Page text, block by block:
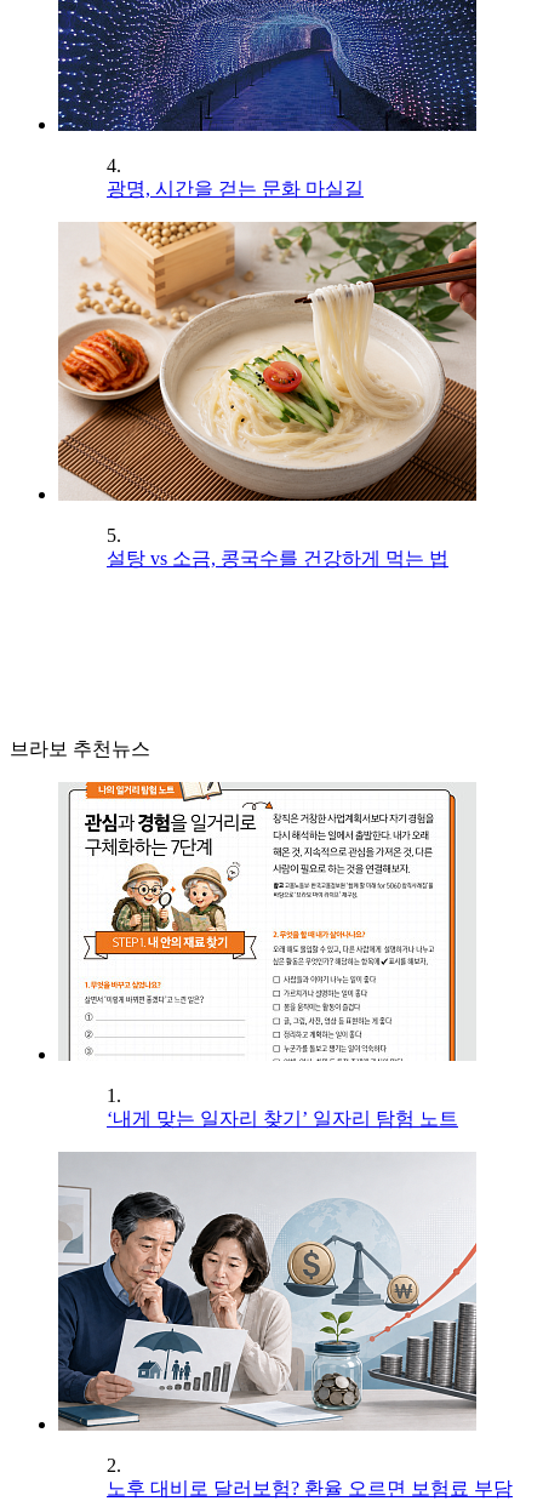
4.
광명, 시간을 걷는 문화 마실길
5.
설탕 vs 소금, 콩국수를 건강하게 먹는 법
브라보 추천뉴스
1.
‘내게 맞는 일자리 찾기’ 일자리 탐험 노트
2.
노후 대비로 달러보험? 환율 오르면 보험료 부담